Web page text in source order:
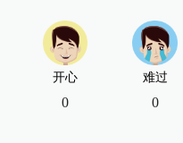
开心
0
难过
0